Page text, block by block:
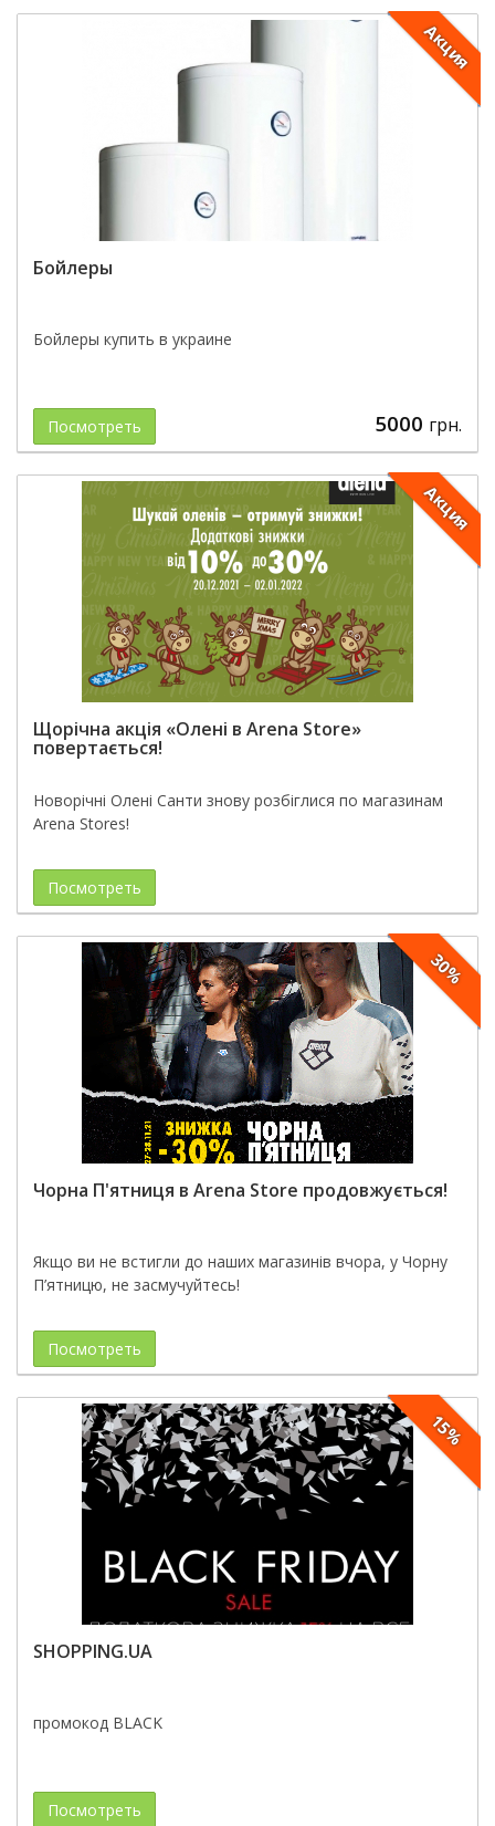
Акция
Бойлеры
Бойлеры купить в украине
Посмотреть 5000 грн.
Акция
Щорічна акція «Олені в Arena Store»
повертається!
Новорічні Олені Санти знову розбіглися по магазинам
Arena Stores!
Посмотреть
30%
Чорна П'ятниця в Arena Store продовжується!
Якщо ви не встигли до наших магазинів вчора, у Чорну
П’ятницю, не засмучуйтесь!
Посмотреть
15%
SHOPPING.UA
промокод BLACK
Посмотреть